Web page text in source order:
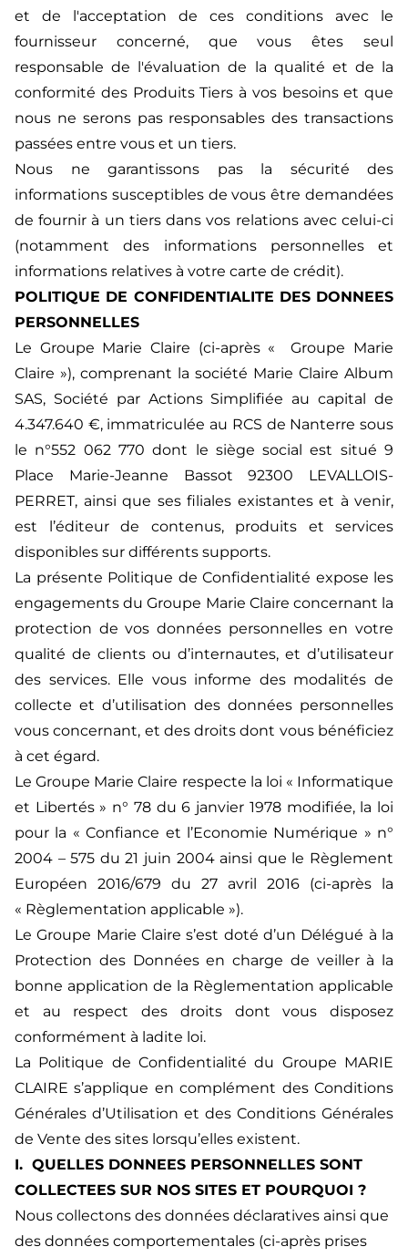
et de l'acceptation de ces conditions avec le
fournisseur concerné, que vous êtes seul
responsable de l'évaluation de la qualité et de la
conformité des Produits Tiers à vos besoins et que
nous ne serons pas responsables des transactions
passées entre vous et un tiers.
Nous ne garantissons pas la sécurité des
informations susceptibles de vous être demandées
de fournir à un tiers dans vos relations avec celui-ci
(notamment des informations personnelles et
informations relatives à votre carte de crédit).
POLITIQUE DE CONFIDENTIALITE DES DONNEES
PERSONNELLES
Le Groupe Marie Claire (ci-après « Groupe Marie
Claire »), comprenant la société Marie Claire Album
SAS, Société par Actions Simplifiée au capital de
4.347.640 €, immatriculée au RCS de Nanterre sous
le n°552 062 770 dont le siège social est situé 9
Place Marie-Jeanne Bassot 92300 LEVALLOIS-
PERRET, ainsi que ses filiales existantes et à venir,
est l’éditeur de contenus, produits et services
disponibles sur différents supports.
La présente Politique de Confidentialité expose les
engagements du Groupe Marie Claire concernant la
protection de vos données personnelles en votre
qualité de clients ou d’internautes, et d’utilisateur
des services. Elle vous informe des modalités de
collecte et d’utilisation des données personnelles
vous concernant, et des droits dont vous bénéficiez
à cet égard.
Le Groupe Marie Claire respecte la loi « Informatique
et Libertés » n° 78 du 6 janvier 1978 modifiée, la loi
pour la « Confiance et l’Economie Numérique » n°
2004 – 575 du 21 juin 2004 ainsi que le Règlement
Européen 2016/679 du 27 avril 2016 (ci-après la
« Règlementation applicable »).
Le Groupe Marie Claire s’est doté d’un Délégué à la
Protection des Données en charge de veiller à la
bonne application de la Règlementation applicable
et au respect des droits dont vous disposez
conformément à ladite loi.
La Politique de Confidentialité du Groupe MARIE
CLAIRE s’applique en complément des Conditions
Générales d’Utilisation et des Conditions Générales
de Vente des sites lorsqu’elles existent.
I. QUELLES DONNEES PERSONNELLES SONT
COLLECTEES SUR NOS SITES ET POURQUOI ?
Nous collectons des données déclaratives ainsi que
des données comportementales (ci-après prises